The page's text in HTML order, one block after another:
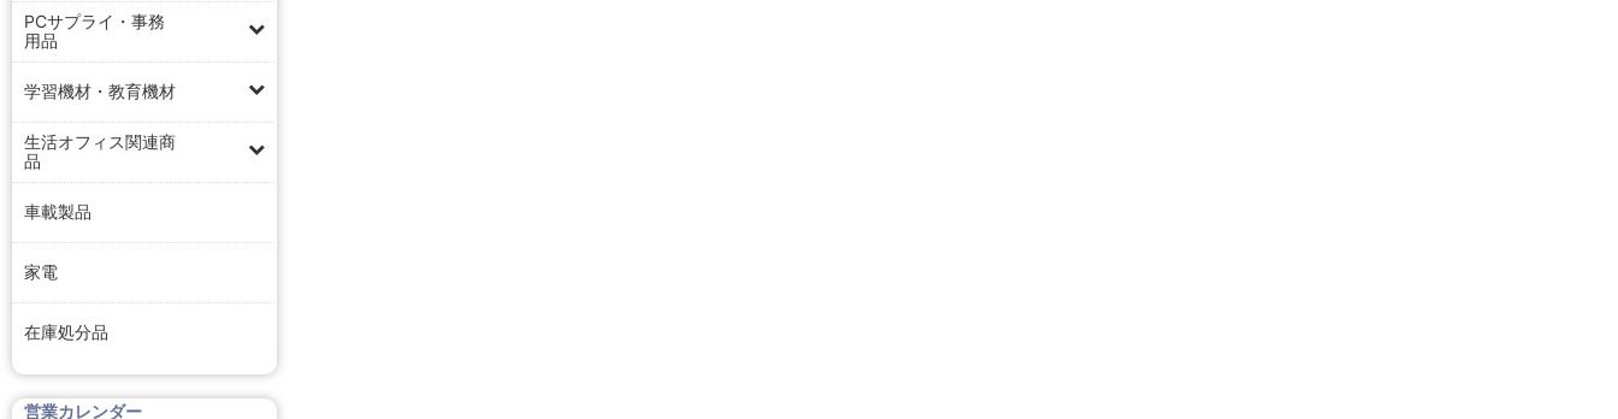
PCサプライ・事務
用品
学習機材・教育機材
生活オフィス関連商
品
車載製品
家電
在庫処分品
営業カレンダー